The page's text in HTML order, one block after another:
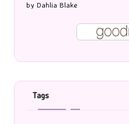
by Dahlia Blake
Tags